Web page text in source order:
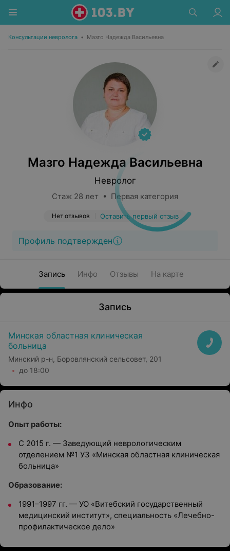
Консультации невролога • Мазго Надежда Васильевна
Мазго Надежда Васильевна
Невролог
Стаж 28 лет • Первая категория
Нет отзывов Оставить первый отзыв
Профиль подтвержден
Запись Инфо Отзывы На карте
Запись
Минская областная клиническая
больница
Минский р-н, Боровлянский сельсовет, 201
до 18:00
Инфо
Опыт работы:
С 2015 г. — Заведующий неврологическим
отделением №1 УЗ «Минская областная клиническая
больница»
Образование:
1991–1997 гг. — УО «Витебский государственный
медицинский институт», специальность «Лечебно-
профилактическое дело»